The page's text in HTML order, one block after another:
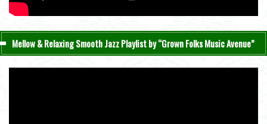
Mellow & Relaxing Smooth Jazz Playlist by “Grown Folks Music Avenue”